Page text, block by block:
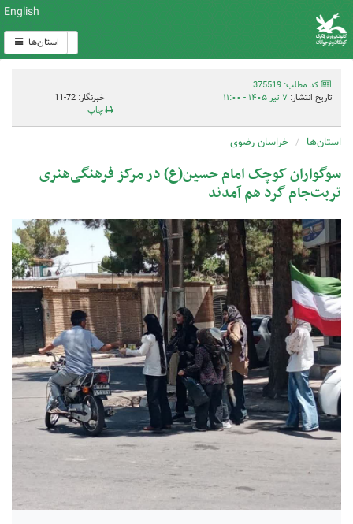
English
استان‌ها
کد مطلب: 375519
تاریخ انتشار: ۷ تیر ۱۴۰۵ - ۱۱:۰۰
خبرنگار: 72-11
چاپ
استان‌ها خراسان رضوی
سوگواران کوچک امام حسین(ع) در مرکز فرهنگی‌هنری
تربت‌جام گرد هم آمدند